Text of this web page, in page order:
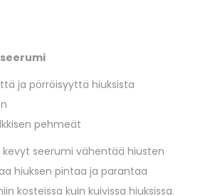
ja pörröisyyttä hiuksista
pehmeät
seerumi vähentää hiusten
hiuksen pintaa ja parantaa
kosteissa kuin kuivissa hiuksissa.